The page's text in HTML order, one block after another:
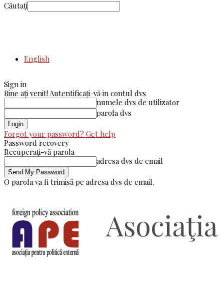
Căutați
English
Sign in
Bine ați venit! Autentificați-vă in contul dvs
numele dvs de utilizator
parola dvs
Forgot your password? Get help
Password recovery
Recuperați-vă parola
adresa dvs de email
O parola va fi trimisă pe adresa dvs de email.